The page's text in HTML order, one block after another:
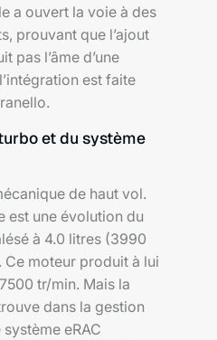
a ouvert la voie à des
prouvant que l’ajout
pas l’âme d’une
est faite
et du système
de haut vol.
est une évolution du
à 4.0 litres (3990
moteur produit à lui
tr/min. Mais la
dans la gestion
eRAC